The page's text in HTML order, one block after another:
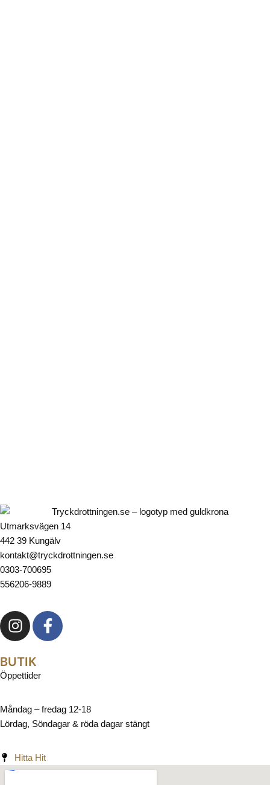
Utmarksvägen 14
442 39 Kungälv
kontakt@tryckdrottningen.se
0303-700695
556206-9889
BUTIK
Öppettider
Måndag – fredag 12-18
Lördag, Söndagar & röda dagar stängt
Hitta Hit